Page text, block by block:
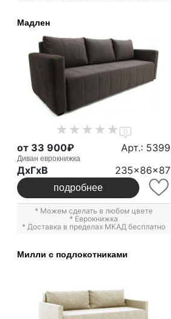
Мадлен
0
от 33 900₽ Арт.: 5399
Диван еврокнижка
ДxГxВ 235x86x87
подробнее
* Можем сделать в любом цвете
* Еврокнижка
* Доставка в пределах МКАД бесплатно
Милли с подлокотниками